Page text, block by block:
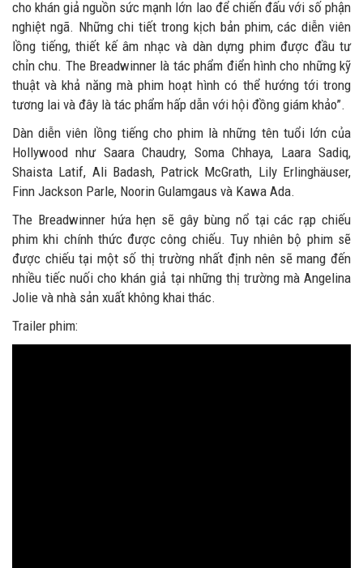
cho khán giả nguồn sức mạnh lớn lao để chiến đấu với số phận
nghiệt ngã. Những chi tiết trong kịch bản phim, các diễn viên
lồng tiếng, thiết kế âm nhạc và dàn dựng phim được đầu tư
chỉn chu. The Breadwinner là tác phẩm điển hình cho những kỹ
thuật và khả năng mà phim hoạt hình có thể hướng tới trong
tương lai và đây là tác phẩm hấp dẫn với hội đồng giám khảo”.
Dàn diễn viên lồng tiếng cho phim là những tên tuổi lớn của
Hollywood như Saara Chaudry, Soma Chhaya, Laara Sadiq,
Shaista Latif, Ali Badash, Patrick McGrath, Lily Erlinghäuser,
Finn Jackson Parle, Noorin Gulamgaus và Kawa Ada.
The Breadwinner hứa hẹn sẽ gây bùng nổ tại các rạp chiếu
phim khi chính thức được công chiếu. Tuy nhiên bộ phim sẽ
được chiếu tại một số thị trường nhất định nên sẽ mang đến
nhiều tiếc nuối cho khán giả tại những thị trường mà Angelina
Jolie và nhà sản xuất không khai thác.
Trailer phim: